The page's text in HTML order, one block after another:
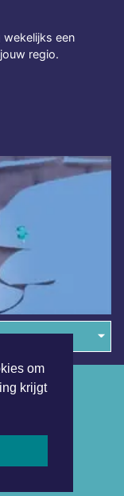
om
krijgt
wekelijks een
regio.